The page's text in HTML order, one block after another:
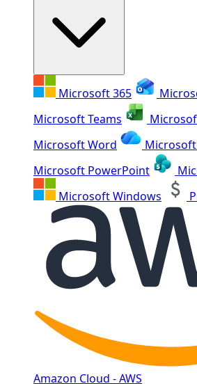
Microsoft 365
Microsoft Teams
Microsoft Word
Microsoft PowerPoint
Microsoft Windows
Amazon Cloud - AWS